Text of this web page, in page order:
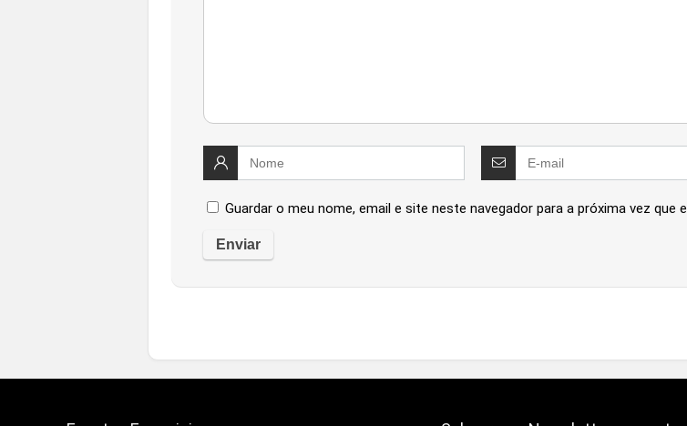
Guardar o meu nome, email e site neste navegador para a próxima vez que